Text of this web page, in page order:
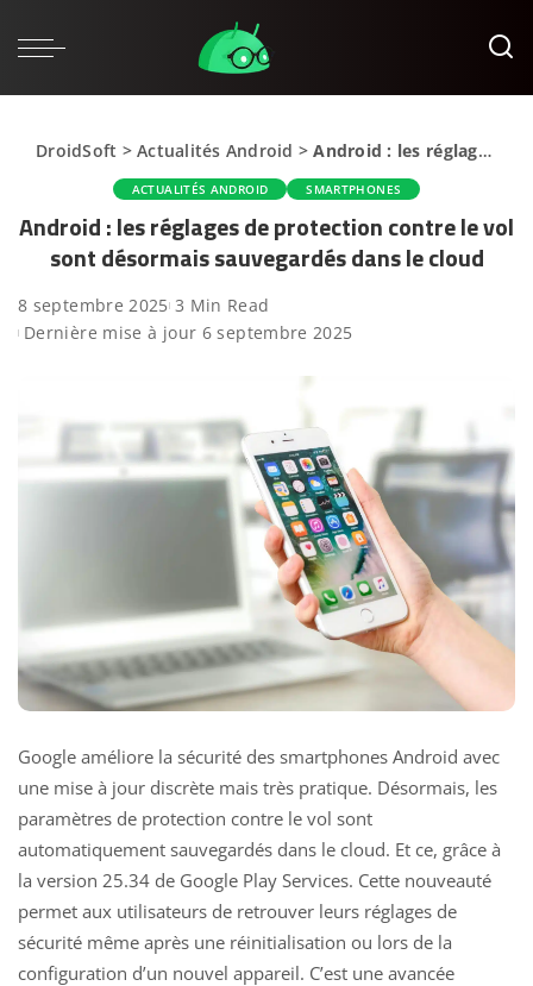
DroidSoft >Actualités Android >Android : les réglages de protection contre le vol sont désormais sauvegardés dans le cloud
ACTUALITÉS ANDROID SMARTPHONES
Android : les réglages de protection contre le vol
sont désormais sauvegardés dans le cloud
8 septembre 2025 3 Min Read
Dernière mise à jour 6 septembre 2025
Google améliore la sécurité des smartphones Android avec
une mise à jour discrète mais très pratique. Désormais, les
paramètres de protection contre le vol sont
automatiquement sauvegardés dans le cloud. Et ce, grâce à
la version 25.34 de Google Play Services. Cette nouveauté
permet aux utilisateurs de retrouver leurs réglages de
sécurité même après une réinitialisation ou lors de la
configuration d’un nouvel appareil. C’est une avancée